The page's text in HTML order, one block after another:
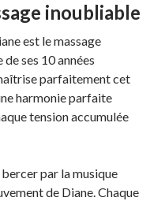
inoubliable
est le massage
ses 10 années
parfaitement cet
harmonie parfaite
tension accumulée
bercer par la musique
de Diane. Chaque